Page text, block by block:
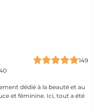
149
dédié à la beauté et au
et féminine. Ici, tout a été